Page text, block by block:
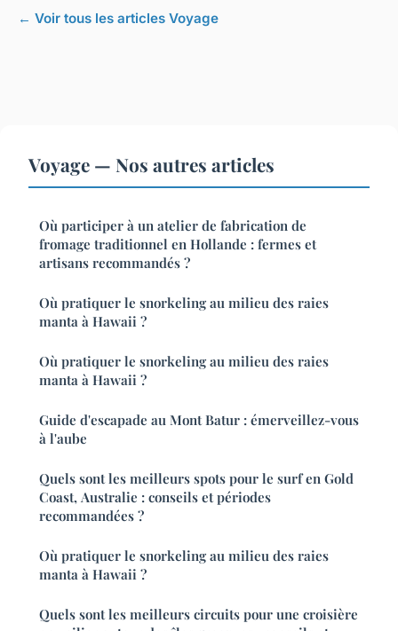
← Voir tous les articles Voyage
Voyage — Nos autres articles
Où participer à un atelier de fabrication de
fromage traditionnel en Hollande : fermes et
artisans recommandés ?
Où pratiquer le snorkeling au milieu des raies
manta à Hawaii ?
Où pratiquer le snorkeling au milieu des raies
manta à Hawaii ?
Guide d'escapade au Mont Batur : émerveillez-vous
à l'aube
Quels sont les meilleurs spots pour le surf en Gold
Coast, Australie : conseils et périodes
recommandées ?
Où pratiquer le snorkeling au milieu des raies
manta à Hawaii ?
Quels sont les meilleurs circuits pour une croisière